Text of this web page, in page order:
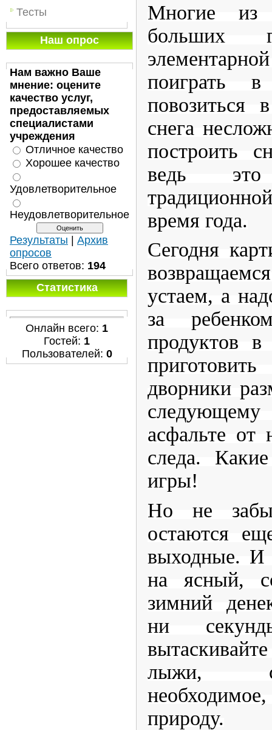
Тесты
Наш опрос
Нам важно Ваше
мнение: оцените
качество услуг,
предоставляемых
специалистами
учреждения
Отличное качество
Хорошее качество
Удовлетворительное
Неудовлетворительное
Результаты
Архив
опросов
Всего ответов: 194
Статистика
Онлайн всего: 1
Гостей: 1
Пользователей: 0
Многие
больших
поиграть
повозиться
снега
построить
ведь
время года.
Сегодня
устаем, а
за
продуктов
дворники
асфальте от
следа.
игры!
Но не
остаются
выходные. И
на ясный,
зимний
ни
лыжи,
природу.